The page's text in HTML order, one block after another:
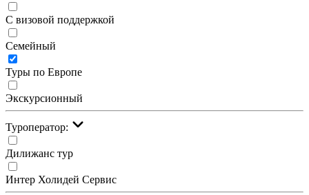
С визовой поддержкой
Семейный
Туры по Европе
Экскурсионный
Туроператор:
Дилижанс тур
Интер Холидей Сервис